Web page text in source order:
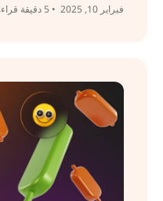
فبراير 10, 2025 • 5 دقيقة قراءة